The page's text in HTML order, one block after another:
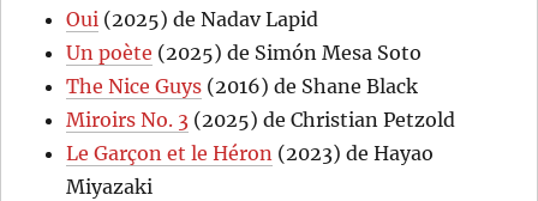
Oui (2025) de Nadav Lapid
Un poète (2025) de Simón Mesa Soto
The Nice Guys (2016) de Shane Black
Miroirs No. 3 (2025) de Christian Petzold
Le Garçon et le Héron (2023) de Hayao
Miyazaki